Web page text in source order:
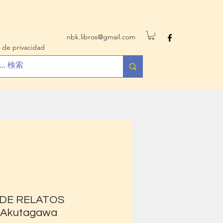
de privacidad
nbk.libros@gmail.com
RELATOS
Akutagawa